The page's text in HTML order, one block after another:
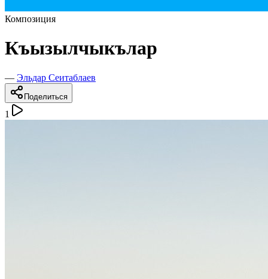
Композиция
Къызылчыкълар
— Эльдар Сеитаблаев
Поделиться
1